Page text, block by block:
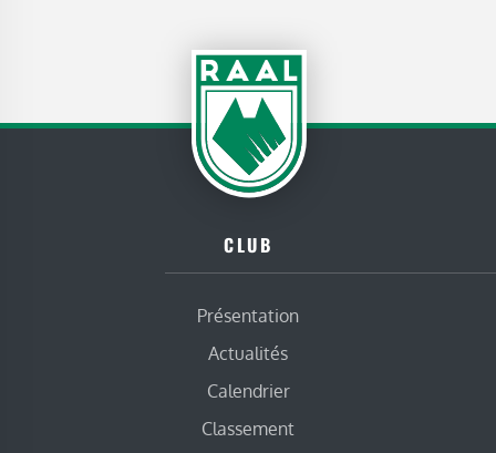
CLUB
Présentation
Actualités
Calendrier
Classement